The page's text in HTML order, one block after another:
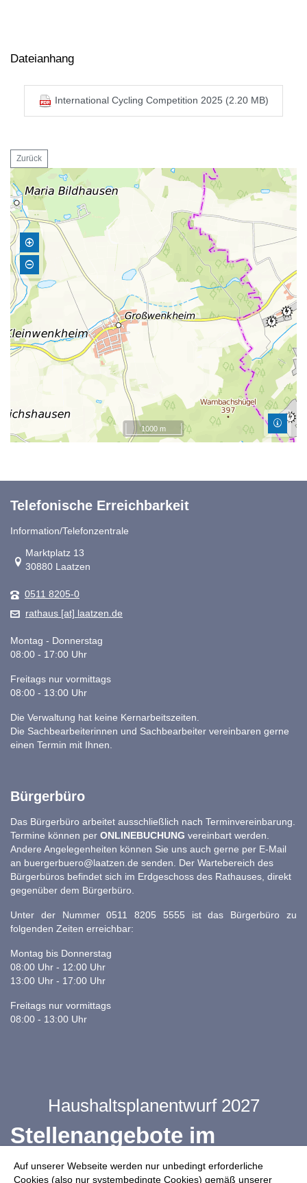
Auf unserer Webseite werden nur unbedingt erforderliche
Cookies (also nur systembedingte Cookies) gemäß unserer
Dateianhang
International Cycling Competition 2025 (2.20 MB)
Zurück
1000 m
Telefonische Erreichbarkeit
Information/Telefonzentrale
Link zur Google-Maps Navigation
Marktplatz 13
30880 Laatzen
0511 8205-0
rathaus [at] laatzen.de
Montag - Donnerstag
08:00 - 17:00 Uhr
Freitags nur vormittags
08:00 - 13:00 Uhr
Die Verwaltung hat keine Kernarbeitszeiten.
Die Sachbearbeiterinnen und Sachbearbeiter vereinbaren gerne
einen Termin mit Ihnen.
Bürgerbüro
Das Bürgerbüro arbeitet ausschließlich nach Terminvereinbarung.
Termine können per ONLINEBUCHUNG vereinbart werden.
Andere Angelegenheiten können Sie uns auch gerne per E-Mail
an buergerbuero@laatzen.de senden. Der Wartebereich des
Bürgerbüros befindet sich im Erdgeschoss des Rathauses, direkt
gegenüber dem Bürgerbüro.
Unter der Nummer 0511 8205 5555 ist das Bürgerbüro zu
folgenden Zeiten erreichbar:
Montag bis Donnerstag
08:00 Uhr - 12:00 Uhr
13:00 Uhr - 17:00 Uhr
Freitags nur vormittags
08:00 - 13:00 Uhr
Haushaltsplanentwurf 2027
Stellenangebote im
Ganztag